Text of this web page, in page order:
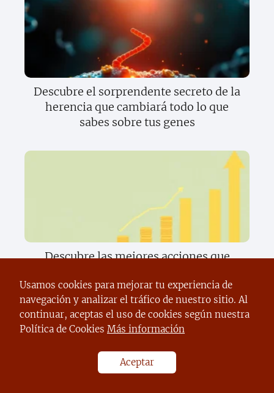
Descubre el sorprendente secreto de la
herencia que cambiará todo lo que
sabes sobre tus genes
Descubre las mejores acciones que
Usamos cookies para mejorar tu experiencia de
navegación y analizar el tráfico de nuestro sitio. Al
continuar, aceptas el uso de cookies según nuestra
Política de Cookies Más información
Aceptar